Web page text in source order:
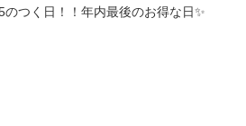
つく日！！年内最後のお得な日✨